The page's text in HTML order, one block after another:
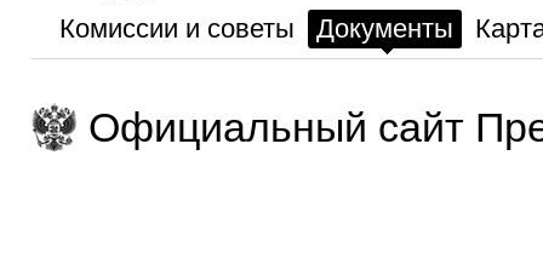
Комиссии и советы
Документы
Официальный сайт